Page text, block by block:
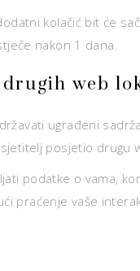
kolačić bit će
nakon 1 dana.
web
ugrađeni
posjetio drugu
podatke o vama,
praćenje vaše